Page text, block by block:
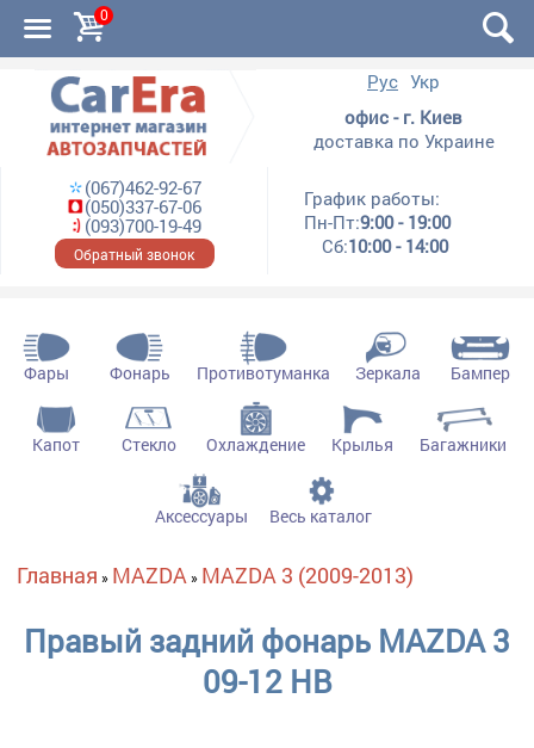
0
Рус Укр
офис - г. Киев
доставка по Украине
(067)462-92-67
(050)337-67-06
(093)700-19-49
Обратный звонок
График работы:
Пн-Пт:9:00 - 19:00
Сб:10:00 - 14:00
Фары Фонарь Противотуманка Зеркала Бампер
Капот Стекло Охлаждение Крылья Багажники
Аксессуары Весь каталог
Вы здесь
Главная » MAZDA» MAZDA 3 (2009-2013)
Правый задний фонарь MAZDA 3
09-12 HB